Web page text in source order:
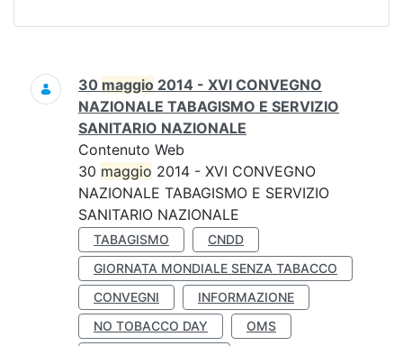
Ricerca
30 maggio 2014 - XVI CONVEGNO
NAZIONALE TABAGISMO E SERVIZIO
SANITARIO NAZIONALE
Contenuto Web
30 maggio 2014 - XVI CONVEGNO
NAZIONALE TABAGISMO E SERVIZIO
SANITARIO NAZIONALE
TABAGISMO
CNDD
GIORNATA MONDIALE SENZA TABACCO
CONVEGNI
INFORMAZIONE
NO TOBACCO DAY
OMS